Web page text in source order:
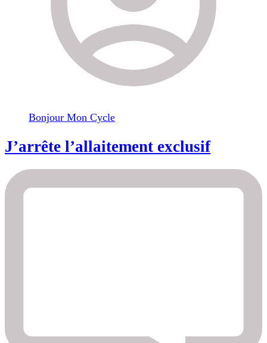
Bonjour Mon Cycle
J’arrête l’allaitement exclusif